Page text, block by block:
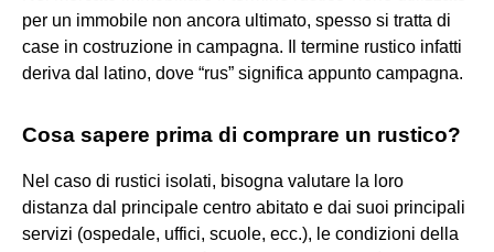
per un immobile non ancora ultimato, spesso si tratta di
case in costruzione in campagna. Il termine rustico infatti
deriva dal latino, dove “rus” significa appunto campagna.
Cosa sapere prima di comprare un rustico?
Nel caso di rustici isolati, bisogna valutare la loro
distanza dal principale centro abitato e dai suoi principali
servizi (ospedale, uffici, scuole, ecc.), le condizioni della